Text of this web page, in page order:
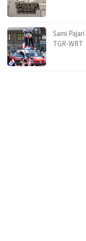
Sami
TGR-WRT